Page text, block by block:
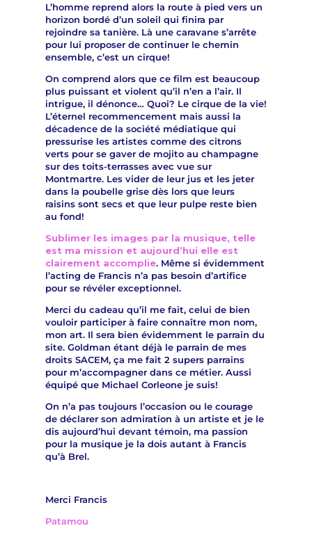
L’homme reprend alors la route à pied vers un
horizon bordé d’un soleil qui finira par
rejoindre sa tanière. Là une caravane s’arrête
pour lui proposer de continuer le chemin
ensemble, c’est un cirque!
On comprend alors que ce film est beaucoup
plus puissant et violent qu’il n’en a l’air. Il
intrigue, il dénonce… Quoi? Le cirque de la vie!
L’éternel recommencement mais aussi la
décadence de la société médiatique qui
pressurise les artistes comme des citrons
verts pour se gaver de mojito au champagne
sur des toits-terrasses avec vue sur
Montmartre. Les vider de leur jus et les jeter
dans la poubelle grise dès lors que leurs
raisins sont secs et que leur pulpe reste bien
au fond!
Sublimer les images par la musique, telle
est ma mission et aujourd’hui elle est
clairement accomplie. Même si évidemment
l’acting de Francis n’a pas besoin d’artifice
pour se révéler exceptionnel.
Merci du cadeau qu’il me fait, celui de bien
vouloir participer à faire connaître mon nom,
mon art. Il sera bien évidemment le parrain du
site. Goldman étant déjà le parrain de mes
droits SACEM, ça me fait 2 supers parrains
pour m’accompagner dans ce métier. Aussi
équipé que Michael Corleone je suis!
On n’a pas toujours l’occasion ou le courage
de déclarer son admiration à un artiste et je le
dis aujourd’hui devant témoin, ma passion
pour la musique je la dois autant à Francis
qu’à Brel.
Merci Francis
Patamou